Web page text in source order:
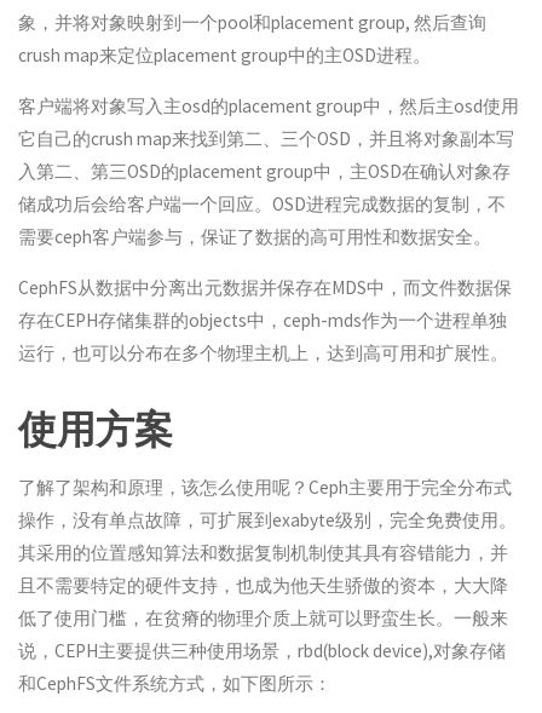
象，并将对象映射到一个pool和placement group, 然后查询
crush map来定位placement group中的主OSD进程。
客户端将对象写入主osd的placement group中，然后主osd使用
它自己的crush map来找到第二、三个OSD，并且将对象副本写
入第二、第三OSD的placement group中，主OSD在确认对象存
储成功后会给客户端一个回应。OSD进程完成数据的复制，不
需要ceph客户端参与，保证了数据的高可用性和数据安全。
CephFS从数据中分离出元数据并保存在MDS中，而文件数据保
存在CEPH存储集群的objects中，ceph-mds作为一个进程单独
运行，也可以分布在多个物理主机上，达到高可用和扩展性。
使用方案
了解了架构和原理，该怎么使用呢？Ceph主要用于完全分布式
操作，没有单点故障，可扩展到exabyte级别，完全免费使用。
其采用的位置感知算法和数据复制机制使其具有容错能力，并
且不需要特定的硬件支持，也成为他天生骄傲的资本，大大降
低了使用门槛，在贫瘠的物理介质上就可以野蛮生长。一般来
说，CEPH主要提供三种使用场景，rbd(block device),对象存储
和CephFS文件系统方式，如下图所示：